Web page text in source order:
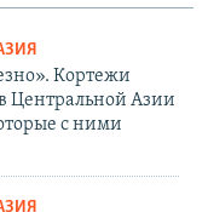
Кортежи
Центральной Азии
с ними